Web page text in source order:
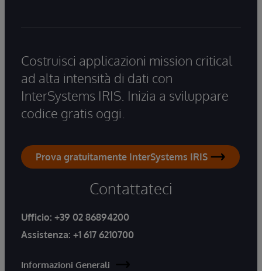
Costruisci applicazioni mission critical
ad alta intensità di dati con
InterSystems IRIS. Inizia a sviluppare
codice gratis oggi.
Prova gratuitamente InterSystems IRIS
Contattateci
Ufficio: +39 02 86894200
Assistenza: +1 617 6210700
Informazioni Generali